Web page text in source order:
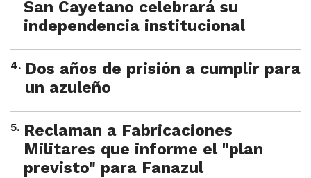
San Cayetano celebrará su
independencia institucional
4. Dos años de prisión a cumplir para
un azuleño
5. Reclaman a Fabricaciones
Militares que informe el "plan
previsto" para Fanazul